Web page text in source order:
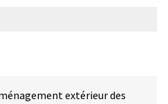
extérieur des